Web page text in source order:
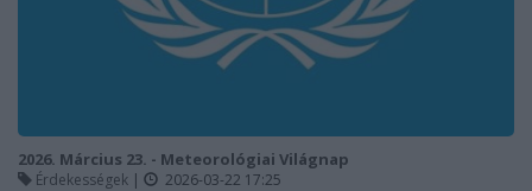
2026. Március 23. - Meteorológiai Világnap
Érdekességek |
2026-03-22 17:25